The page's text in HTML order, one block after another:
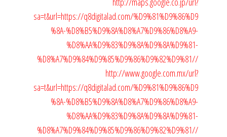
sa=t&url=https://q8digitalad.com/%D9%81%D9%86%D9
%8A-%D8%B5%D9%8A%D8%A7%D9%86%D8%A9-
%D8%AA%D9%83%D9%8A%D9%8A%D9%81-
%D8%A7%D9%84%D9%85%D9%86%D9%82%D9%81//
http://www.google.com.mx/url?
sa=t&url=https://q8digitalad.com/%D9%81%D9%86%D9
%8A-%D8%B5%D9%8A%D8%A7%D9%86%D8%A9-
%D8%AA%D9%83%D9%8A%D9%8A%D9%81-
%D8%A7%D9%84%D9%85%D9%86%D9%82%D9%81//